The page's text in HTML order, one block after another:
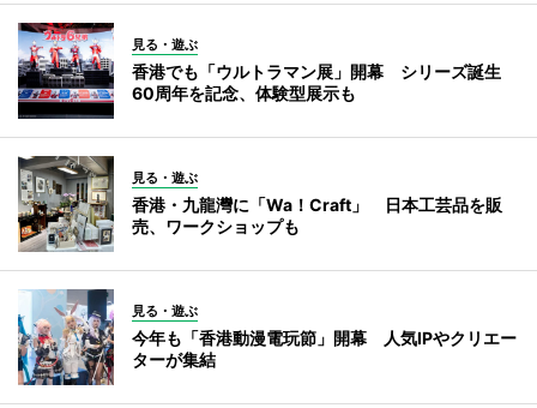
見る・遊ぶ
香港でも「ウルトラマン展」開幕 シリーズ誕生
60周年を記念、体験型展示も
見る・遊ぶ
香港・九龍灣に「Wa！Craft」 日本工芸品を販
売、ワークショップも
見る・遊ぶ
今年も「香港動漫電玩節」開幕 人気IPやクリエー
ターが集結